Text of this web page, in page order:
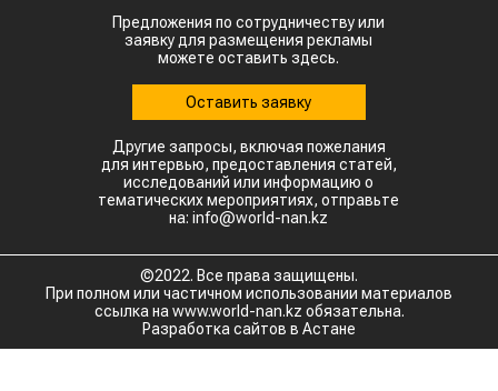
Предложения по сотрудничеству или
заявку для размещения рекламы
можете оставить здесь.
Оставить заявку
Другие запросы, включая пожелания
для интервью, предоставления статей,
исследований или информацию о
тематических мероприятиях, отправьте
на: info@world-nan.kz
©2022. Все права защищены.
При полном или частичном использовании материалов
ссылка на www.world-nan.kz обязательна.
Разработка сайтов в Астане